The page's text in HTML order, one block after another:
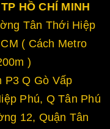
HỒ CHÍ MINH
Tân Thới Hiệp
( Cách Metro
)
P3 Q Gò Vấp
Phú, Q Tân Phú
12, Quận Tân